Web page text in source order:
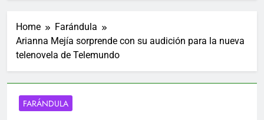
Home
Farándula
Arianna Mejía sorprende con su audición para la nueva
telenovela de Telemundo
FARÁNDULA